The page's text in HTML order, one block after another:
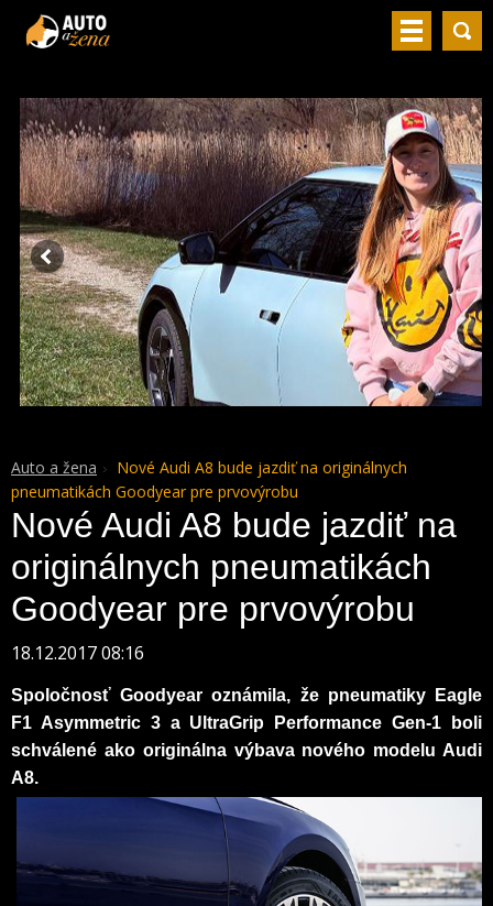
Auto a žena
Nové Audi A8 bude jazdiť na originálnych
pneumatikách Goodyear pre prvovýrobu
Nové Audi A8 bude jazdiť na
originálnych pneumatikách
Goodyear pre prvovýrobu
18.12.2017 08:16
Spoločnosť Goodyear oznámila, že pneumatiky Eagle
F1 Asymmetric 3 a UltraGrip Performance Gen-1 boli
schválené ako originálna výbava nového modelu Audi
A8.